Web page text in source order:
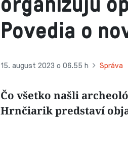
Povedia o
15. august 2023 o 06.55 h Správa
Čo všetko našli
Hrnčiarik predstaví